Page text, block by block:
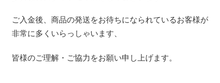
ご入金後、商品の発送をお待ちになられているお客様が
非常に多くいらっしゃいます、
皆様のご理解・ご協力をお願い申し上げます。